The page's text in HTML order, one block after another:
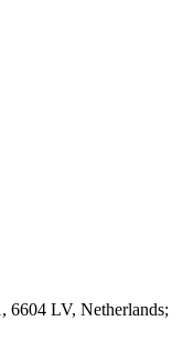
, 6604 LV, Netherlands;